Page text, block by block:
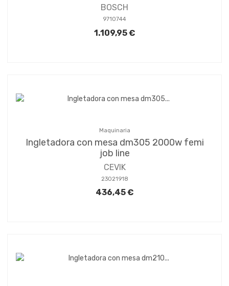
BOSCH
9710744
1.109,95 €
Maquinaria
Ingletadora con mesa dm305 2000w femi
job line
CEVIK
23021918
436,45 €